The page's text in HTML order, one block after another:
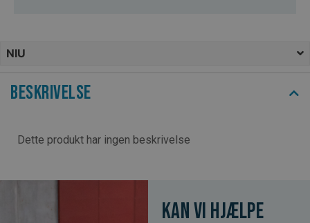
NIU
Beskrivelse
Dette produkt har ingen beskrivelse
Kan vi hjælpe